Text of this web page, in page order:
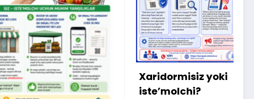
Xaridormisiz yoki
iste’molchi?